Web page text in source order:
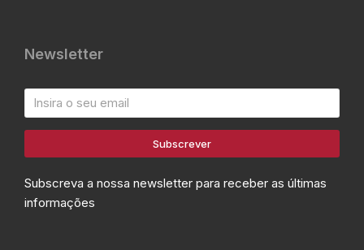
Newsletter
Subscrever
Subscreva a nossa newsletter para receber as últimas
informações